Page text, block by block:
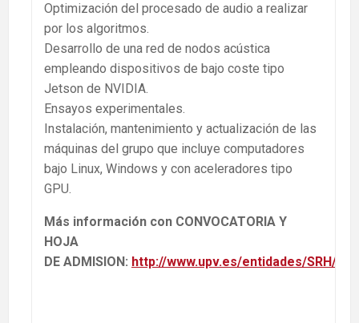
Optimización del procesado de audio a realizar
por los algoritmos.
Desarrollo de una red de nodos acústica
empleando dispositivos de bajo coste tipo
Jetson de NVIDIA.
Ensayos experimentales.
Instalación, mantenimiento y actualización de las
máquinas del grupo que incluye computadores
bajo Linux, Windows y con aceleradores tipo
GPU.
Más información con CONVOCATORIA Y
HOJA
DE ADMISION: http://www.upv.es/entidades/SRH/